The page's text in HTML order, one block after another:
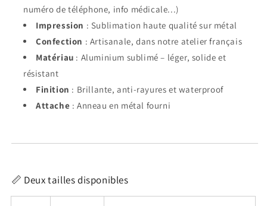
numéro de téléphone, info médicale...)
Impression : Sublimation haute qualité sur métal
Confection : Artisanale, dans notre atelier français
Matériau : Aluminium sublimé – léger, solide et
résistant
Finition : Brillante, anti-rayures et waterproof
Attache : Anneau en métal fourni
📏 Deux tailles disponibles